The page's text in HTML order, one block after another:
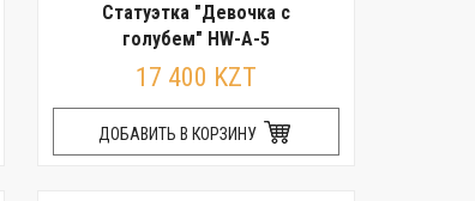
Статуэтка "Девочка с
голубем" HW-A-5
17 400 KZT
ДОБАВИТЬ В КОРЗИНУ